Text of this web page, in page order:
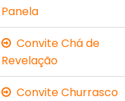
Panela
Convite Chá de
Revelação
Convite Churrasco